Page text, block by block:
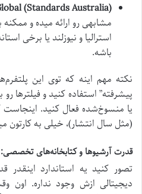
(Standards Australia):
مشابهی رو ارائه میده و
استرالیا و نیوزلند یا برخی
باشه.
نکته مهم اینه که توی این
پیشرفته” استفاده کنید و فیلترها
یا منسوخ‌شده فعال کنید.
(مثل سال انتشار)، خیلی به کارتون
قدرت آرشیوها و کتابخانه‌های
تصور کنید یه استاندارد
دیجیتالی ازش وجود نداره. اون